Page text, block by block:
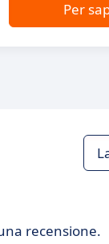
Per
recensione.